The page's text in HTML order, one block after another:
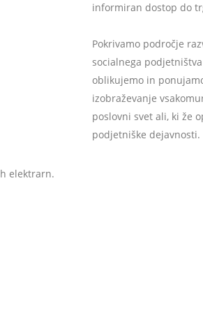
elektrarn.
informiran dostop do
Pokrivamo področje
socialnega
oblikujemo in
izobraževanje
poslovni svet ali, ki že
podjetniške dejavnosti.